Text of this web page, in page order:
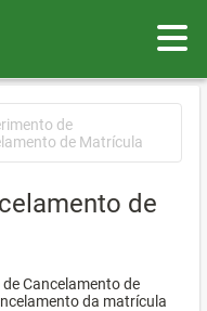
de
de Matrícula
de
Cancelamento de
da matrícula